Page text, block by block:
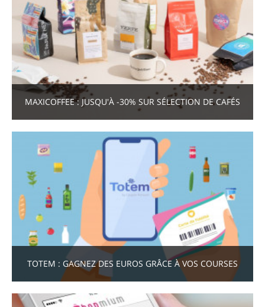
MAXICOFFEE : JUSQU'À -30% SUR SÉLECTION DE CAFÉS
TOTEM : GAGNEZ DES EUROS GRÂCE À VOS COURSES